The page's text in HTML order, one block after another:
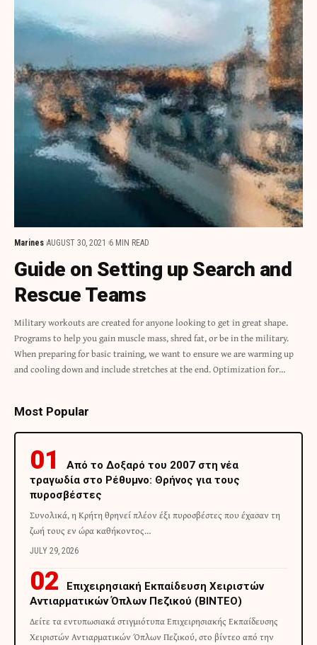
Marines AUGUST 30, 2021 6 MIN READ
Guide on Setting up Search and
Rescue Teams
Military workouts are created for anyone looking to get in great shape.
Programs to help you gain muscle mass, shred fat, or be in the military.
When preparing for basic training, we want to ensure we are warming up
and cooling down and include stretches at the end. Optimization for…
Most Popular
Από το Δοξαρό του 2007 στη νέα
τραγωδία στο Ρέθυμνο: Θρήνος για τους
πυροσβέστες
Συνολικά, η Κρήτη θρηνεί πλέον έξι πυροσβέστες που έχασαν τη
ζωή τους εν ώρα καθήκοντος…
JULY 29, 2026
Επιχειρησιακή Εκπαίδευση Χειριστών
Αντιαρματικών Όπλων Πεζικού (ΒΙΝΤΕΟ)
Δείτε τα εντυπωσιακά στιγμιότυπα Επιχειρησιακής Εκπαίδευσης
Χειριστών Αντιαρματικών Όπλων Πεζικού, στο βίντεο από την